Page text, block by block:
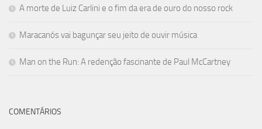
A morte de Luiz Carlini e o fim da era de ouro do nosso rock
Maracanós vai bagunçar seu jeito de ouvir música
Man on the Run: A redenção fascinante de Paul McCartney
COMENTÁRIOS